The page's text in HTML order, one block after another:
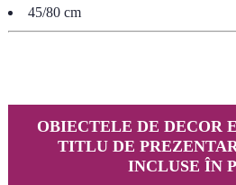
45/80 cm
OBIECTELE DE DECOR
TITLU DE
INCLUSE ÎN